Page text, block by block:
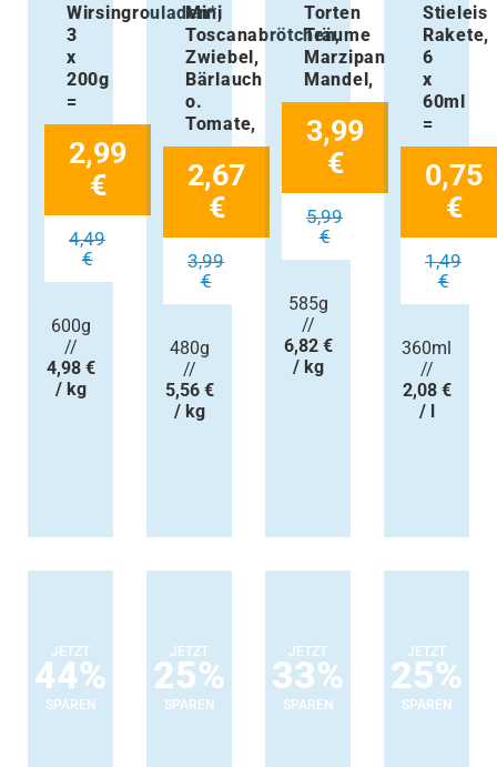
Wirsingrouladen*,
3
x
200g
=
2,99
€
4,49
€
600g
//
4,98 €
/ kg
Mini
Toscanabrötchen,
Zwiebel,
Bärlauch
o.
Tomate,
2,67
€
3,99
€
480g
//
5,56 €
/ kg
Torten
Träume
Marzipan
Mandel,
3,99
€
5,99
€
585g
//
6,82 €
/ kg
Stieleis
Rakete,
6
x
60ml
=
0,75
€
1,49
€
360ml
//
2,08 €
/ l
JETZT
44%
SPAREN
JETZT
25%
SPAREN
JETZT
33%
SPAREN
JETZT
25%
SPAREN